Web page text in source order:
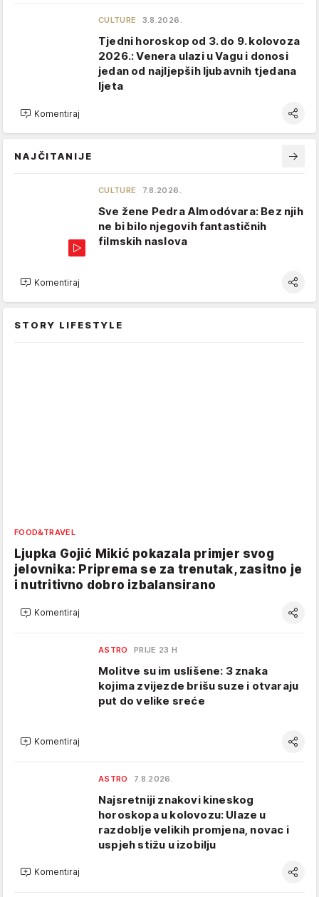
CULTURE 3.8.2026.
Tjedni horoskop od 3. do 9. kolovoza
2026.: Venera ulazi u Vagu i donosi
jedan od najljepših ljubavnih tjedana
ljeta
Komentiraj
NAJČITANIJE
CULTURE 7.8.2026.
Sve žene Pedra Almodóvara: Bez njih
ne bi bilo njegovih fantastičnih
filmskih naslova
Komentiraj
STORY LIFESTYLE
FOOD&TRAVEL
Ljupka Gojić Mikić pokazala primjer svog
jelovnika: Priprema se za trenutak, zasitno je
i nutritivno dobro izbalansirano
Komentiraj
ASTRO PRIJE 23 H
Molitve su im uslišene: 3 znaka
kojima zvijezde brišu suze i otvaraju
put do velike sreće
Komentiraj
ASTRO 7.8.2026.
Najsretniji znakovi kineskog
horoskopa u kolovozu: Ulaze u
razdoblje velikih promjena, novac i
uspjeh stižu u izobilju
Komentiraj